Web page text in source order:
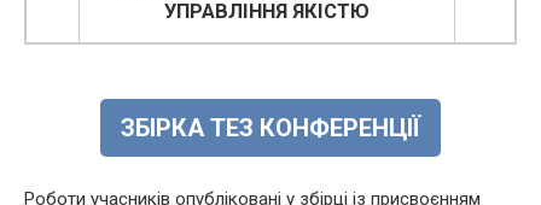
УПРАВЛІННЯ ЯКІСТЮ
ЗБІРКА ТЕЗ КОНФЕРЕНЦІЇ
Роботи учасників опубліковані у збірці із присвоєнням